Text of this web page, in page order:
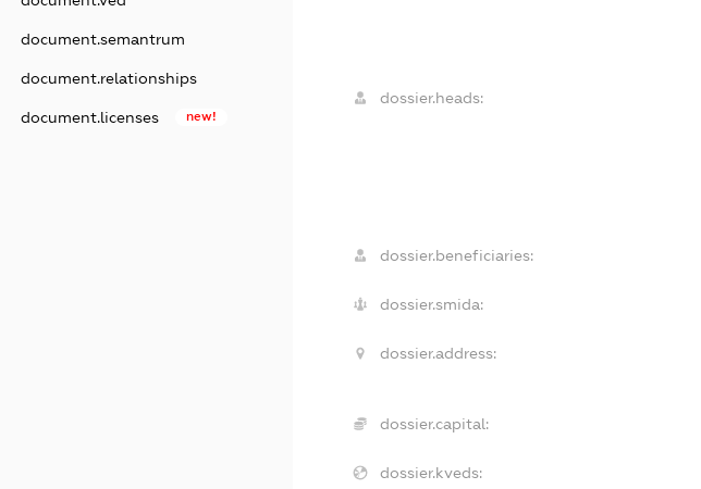
document.semantrum
document.relationships
document.licenses new!
dossier.heads:
dossier.beneficiaries:
dossier.smida:
dossier.address:
dossier.capital:
dossier.kveds: